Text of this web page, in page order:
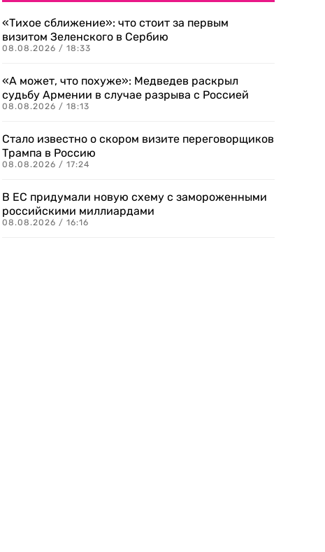
«Тихое сближение»: что стоит за первым
визитом Зеленского в Сербию
08.08.2026 / 18:33
«А может, что похуже»: Медведев раскрыл
судьбу Армении в случае разрыва с Россией
08.08.2026 / 18:13
Стало известно о скором визите переговорщиков
Трампа в Россию
08.08.2026 / 17:24
В ЕС придумали новую схему с замороженными
российскими миллиардами
08.08.2026 / 16:16